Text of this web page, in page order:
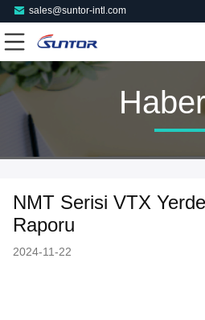
sales@suntor-intl.com
NMT Serisi VTX
Raporu
2024-11-22